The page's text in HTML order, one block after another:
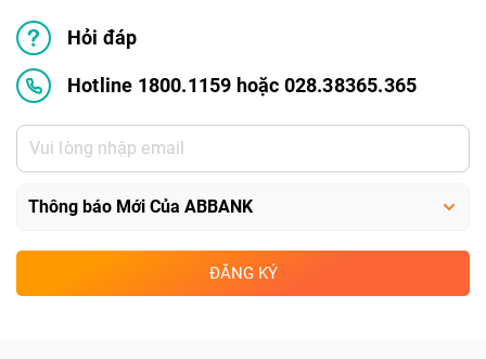
Hỏi đáp
Hotline 1800.1159 hoặc 028.38365.365
ĐĂNG KÝ